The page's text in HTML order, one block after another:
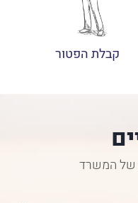
קבלת הפטור
של המשרד